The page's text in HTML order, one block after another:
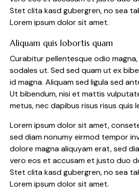
Stet clita kasd gubergren, no sea
Lorem ipsum dolor sit amet.
Aliquam quis lobortis quam
Curabitur pellentesque odio
sodales ut. Sed sed quam ut ex
id magna. Aliquam sed ligula sed
Ut bibendum, nisi et mattis
metus, nec dapibus risus risus quis
Lorem ipsum dolor sit amet,
sed diam nonumy eirmod tempor
dolore magna aliquyam erat, sed
vero eos et accusam et justo duo
Stet clita kasd gubergren, no sea
Lorem ipsum dolor sit amet.